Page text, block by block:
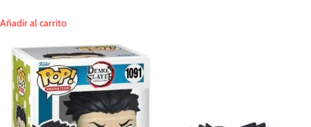
Añadir al carrito